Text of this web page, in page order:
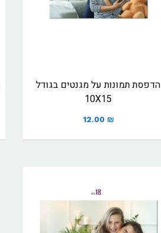
הדפסת תמונות על מגנטים בגודל
10X15
12.00 ₪